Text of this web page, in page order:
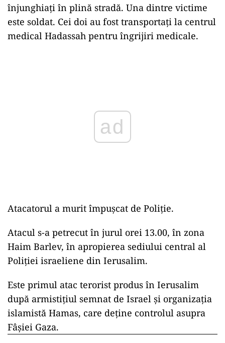
înjunghiați în plină stradă. Una dintre victime
este soldat. Cei doi au fost transportați la centrul
medical Hadassah pentru îngrijiri medicale.
Atacatorul a murit împușcat de Poliție.
Atacul s-a petrecut în jurul orei 13.00, în zona
Haim Barlev, în apropierea sediului central al
Poliţiei israeliene din Ierusalim.
Este primul atac terorist produs în Ierusalim
după armistiţiul semnat de Israel şi organizaţia
islamistă Hamas, care deţine controlul asupra
Fâşiei Gaza.